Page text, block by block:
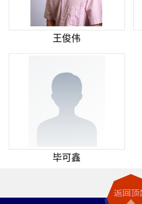
王俊伟
毕可鑫